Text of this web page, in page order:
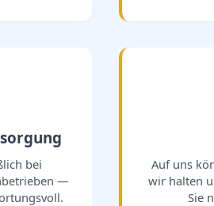
bei
—
Auf uns
wir halten
Sie